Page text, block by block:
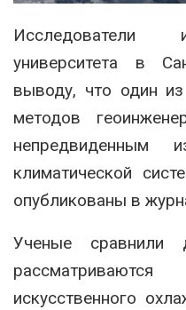
Исследователи
университета в
выводу, что один
методов
непредвиденным
климатической
опубликованы в
Ученые сравнили
искусственного